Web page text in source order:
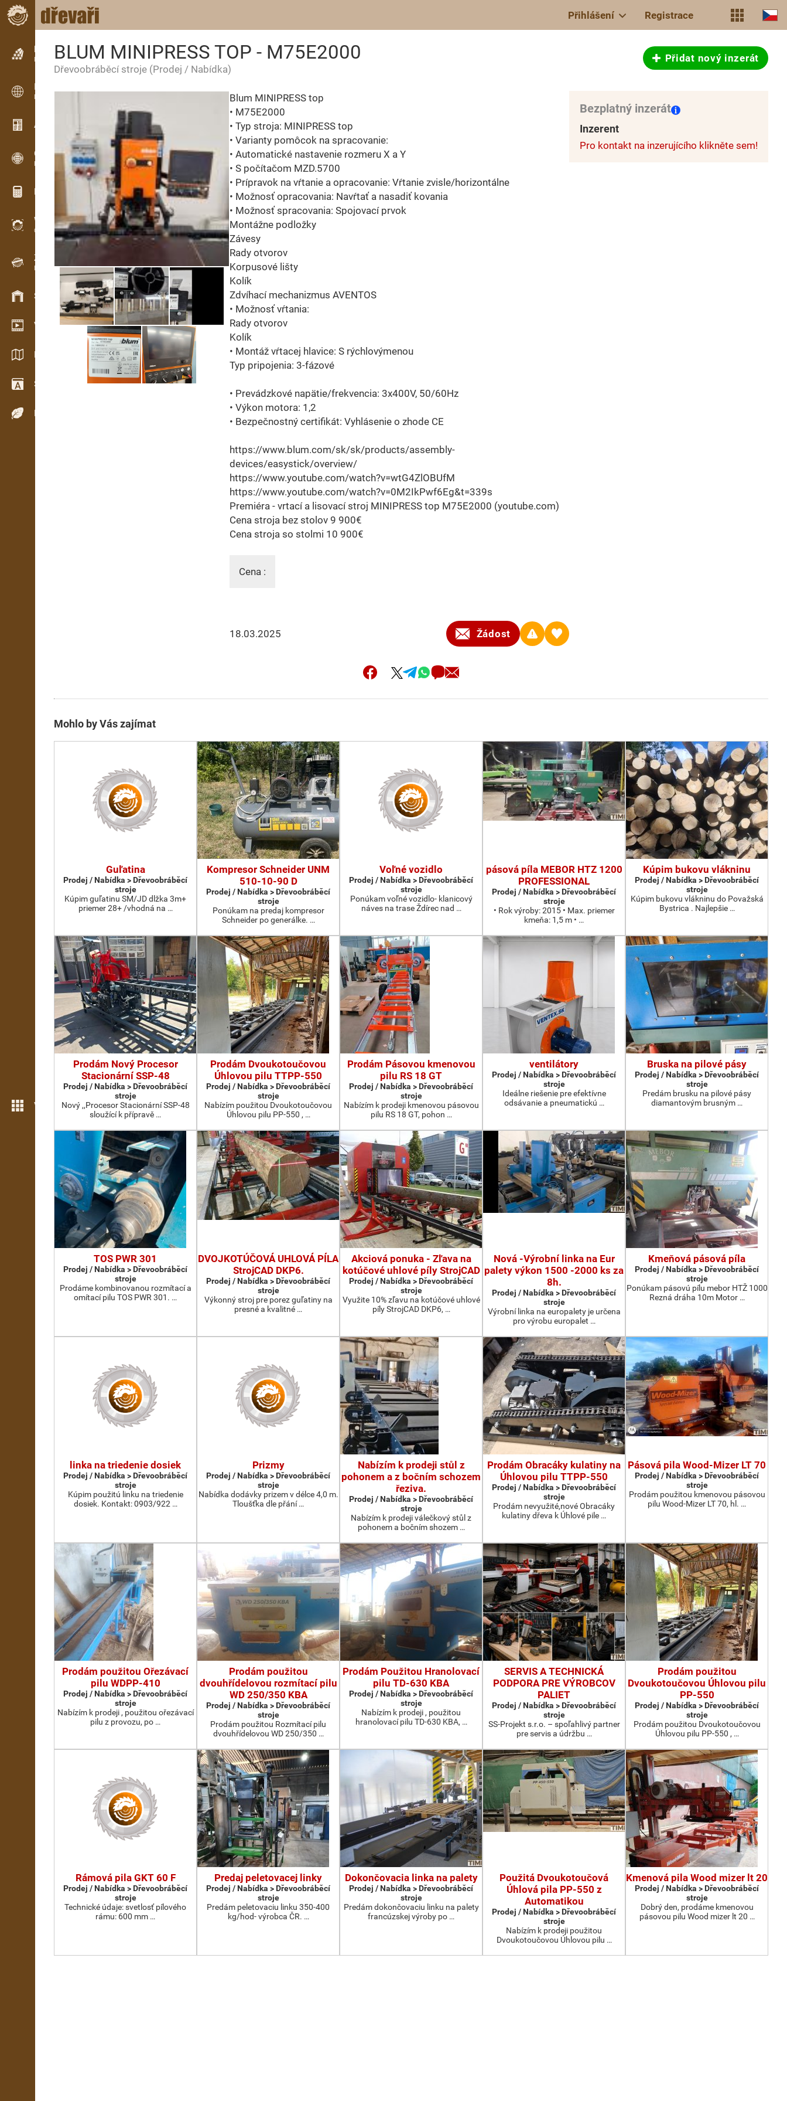
Přihlášení Registrace
Inzerce
Řádková inzerce
Inzerce
Mezinárodní inzerce
Aktuality / Články
OPTI-TIMB
Pořezová schémata
Dřevařské kalkulačky
WoodProfi
Objem dřeva s AI
Záznamník
Evidence dřeva v terénu
Skladové hospodářství
Video showroom
Katalogy / Brožury
Slovník
Dřeviny
Více možností
BLUM MINIPRESS TOP - M75E2000
Dřevoobráběcí stroje (Prodej / Nabídka)
Přidat nový inzerát
Blum MINIPRESS top
• M75E2000
• Typ stroja: MINIPRESS top
• Varianty pomôcok na spracovanie:
• Automatické nastavenie rozmeru X a Y
• S počítačom MZD.5700
• Prípravok na vŕtanie a opracovanie: Vŕtanie zvisle/horizontálne
• Možnosť opracovania: Navŕtať a nasadiť kovania
• Možnosť spracovania: Spojovací prvok
Montážne podložky
Závesy
Rady otvorov
Korpusové lišty
Kolík
Zdvíhací mechanizmus AVENTOS
• Možnosť vŕtania:
Rady otvorov
Kolík
• Montáž vŕtacej hlavice: S rýchlovýmenou
Typ pripojenia: 3-fázové
• Prevádzkové napätie/frekvencia: 3x400V, 50/60Hz
• Výkon motora: 1,2
• Bezpečnostný certifikát: Vyhlásenie o zhode CE
https://www.blum.com/sk/sk/products/assembly-
devices/easystick/overview/
https://www.youtube.com/watch?v=wtG4ZlOBUfM
https://www.youtube.com/watch?v=0M2IkPwf6Eg&t=339s
Premiéra - vrtací a lisovací stroj MINIPRESS top M75E2000 (youtube.com)
Cena stroja bez stolov 9 900€
Cena stroja so stolmi 10 900€
Cena :
18.03.2025 Žádost
Bezplatný inzerát
Inzerent
Pro kontakt na inzerujícího klikněte sem!
Mohlo by Vás zajímat
Guľatina
Prodej / Nabídka > Dřevoobráběcí
stroje
Kúpim guľatinu SM/JD dlžka 3m+
priemer 28+ /vhodná na …
Kompresor Schneider UNM
510-10-90 D
Prodej / Nabídka > Dřevoobráběcí
stroje
Ponúkam na predaj kompresor
Schneider po generálke. …
Voľné vozidlo
Prodej / Nabídka > Dřevoobráběcí
stroje
Ponúkam voľné vozidlo- klanicový
náves na trase Ždírec nad …
pásová píla MEBOR HTZ 1200
PROFESSIONAL
Prodej / Nabídka > Dřevoobráběcí
stroje
• Rok výroby: 2015 • Max. priemer
kmeňa: 1,5 m • …
Kúpim bukovu vlákninu
Prodej / Nabídka > Dřevoobráběcí
stroje
Kúpim bukovu vlákninu do Považská
Bystrica . Najlepšie …
Prodám Nový Procesor
Stacionární SSP-48
Prodej / Nabídka > Dřevoobráběcí
stroje
Nový ,,Procesor Stacionární SSP-48
sloužící k přípravě …
Prodám Dvoukotoučovou
Úhlovou pilu TTPP-550
Prodej / Nabídka > Dřevoobráběcí
stroje
Nabízím použitou Dvoukotoučovou
Úhlovou pilu PP-550 , …
Prodám Pásovou kmenovou
pilu RS 18 GT
Prodej / Nabídka > Dřevoobráběcí
stroje
Nabízím k prodeji kmenovou pásovou
pilu RS 18 GT, pohon …
ventilátory
Prodej / Nabídka > Dřevoobráběcí
stroje
Ideálne riešenie pre efektívne
odsávanie a pneumatickú …
Bruska na pilové pásy
Prodej / Nabídka > Dřevoobráběcí
stroje
Predám brusku na pilové pásy
diamantovým brusným …
TOS PWR 301
Prodej / Nabídka > Dřevoobráběcí
stroje
Prodáme kombinovanou rozmítací a
omítací pilu TOS PWR 301. …
DVOJKOTÚČOVÁ UHLOVÁ PÍLA
StrojCAD DKP6.
Prodej / Nabídka > Dřevoobráběcí
stroje
Výkonný stroj pre porez guľatiny na
presné a kvalitné …
Akciová ponuka - Zľava na
kotúčové uhlové píly StrojCAD
Prodej / Nabídka > Dřevoobráběcí
stroje
Využite 10% zľavu na kotúčové uhlové
píly StrojCAD DKP6, …
Nová -Výrobní linka na Eur
palety výkon 1500 -2000 ks za
8h.
Prodej / Nabídka > Dřevoobráběcí
stroje
Výrobní linka na europalety je určena
pro výrobu europalet …
Kmeňová pásová píla
Prodej / Nabídka > Dřevoobráběcí
stroje
Ponúkam pásovú pílu mebor HTŽ 1000
Rezná dráha 10m Motor …
linka na triedenie dosiek
Prodej / Nabídka > Dřevoobráběcí
stroje
Kúpim použitú linku na triedenie
dosiek. Kontakt: 0903/922 …
Prizmy
Prodej / Nabídka > Dřevoobráběcí
stroje
Nabídka dodávky prizem v délce 4,0 m.
Tloušťka dle přání …
Nabízím k prodeji stůl z
pohonem a z bočním schozem
řeziva.
Prodej / Nabídka > Dřevoobráběcí
stroje
Nabízím k prodeji válečkový stůl z
pohonem a bočním shozem …
Prodám Obracáky kulatiny na
Úhlovou pilu TTPP-550
Prodej / Nabídka > Dřevoobráběcí
stroje
Prodám nevyužité,nové Obracáky
kulatiny dřeva k Úhlové pile …
Pásová pila Wood-Mizer LT 70
Prodej / Nabídka > Dřevoobráběcí
stroje
Prodám použitou kmenovou pásovou
pilu Wood-Mizer LT 70, hl. …
Prodám použitou Ořezávací
pilu WDPP-410
Prodej / Nabídka > Dřevoobráběcí
stroje
Nabízím k prodeji , použitou ořezávací
pilu z provozu, po …
Prodám použitou
dvouhřídelovou rozmítací pilu
WD 250/350 KBA
Prodej / Nabídka > Dřevoobráběcí
stroje
Prodám použitou Rozmítací pilu
dvouhřídelovou WD 250/350 …
Prodám Použitou Hranolovací
pilu TD-630 KBA
Prodej / Nabídka > Dřevoobráběcí
stroje
Nabízím k prodeji , použitou
hranolovací pilu TD-630 KBA, …
SERVIS A TECHNICKÁ
PODPORA PRE VÝROBCOV
PALIET
Prodej / Nabídka > Dřevoobráběcí
stroje
SS-Projekt s.r.o. – spoľahlivý partner
pre servis a údržbu …
Prodám použitou
Dvoukotoučovou Úhlovou pilu
PP-550
Prodej / Nabídka > Dřevoobráběcí
stroje
Prodám použitou Dvoukotoučovou
Úhlovou pilu PP-550 , …
Rámová pila GKT 60 F
Prodej / Nabídka > Dřevoobráběcí
stroje
Technické údaje: svetlosť pílového
rámu: 600 mm …
Predaj peletovacej linky
Prodej / Nabídka > Dřevoobráběcí
stroje
Predám peletovaciu linku 350-400
kg/hod- výrobca ČR. …
Dokončovacia linka na palety
Prodej / Nabídka > Dřevoobráběcí
stroje
Predám dokončovaciu linku na palety
francúzskej výroby po …
Použitá Dvoukotoučová
Úhlová pila PP-550 z
Automatikou
Prodej / Nabídka > Dřevoobráběcí
stroje
Nabízím k prodeji použitou
Dvoukotoučovou Úhlovou pilu …
Kmenová pila Wood mizer lt 20
Prodej / Nabídka > Dřevoobráběcí
stroje
Dobrý den, prodáme kmenovou
pásovou pilu Wood mizer lt 20 …